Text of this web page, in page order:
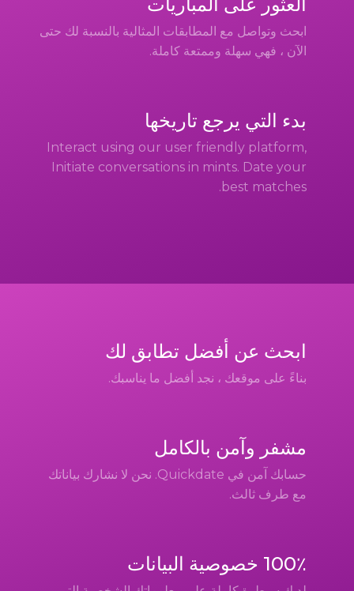
ابحث وتواصل مع المطابقات المثالية بالنسبة لك حتى
الآن ، فهي سهلة وممتعة كاملة.
بدء التي يرجع تاريخها
Interact using our user friendly platform,
Initiate conversations in mints. Date your
best matches.
ابحث عن أفضل تطابق لك
بناءً على موقعك ، نجد أفضل ما يناسبك.
مشفر وآمن بالكامل
حسابك آمن في Quickdate. نحن لا نشارك بياناتك
مع طرف ثالث.
100٪ خصوصية البيانات